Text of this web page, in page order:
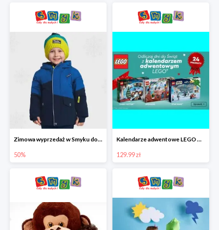
Zimowa wyprzedaż w Smyku do -50%
50%
Kalendarze adwentowe LEGO w Smyku w super cenie
129.99 zł